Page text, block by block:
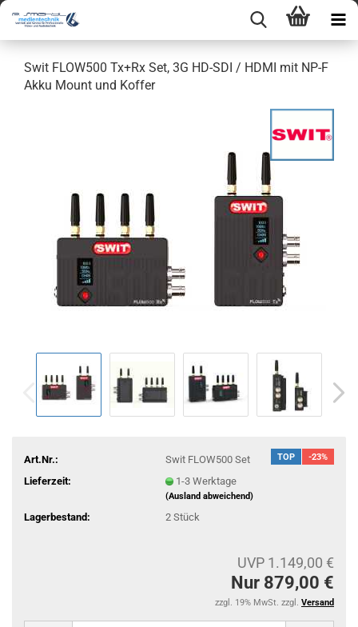
Swit FLOW500 Tx+Rx Set, 3G HD-SDI / HDMI mit NP-F
Akku Mount und Koffer
TOP -23%
Art.Nr.:
Swit FLOW500 Set
Lieferzeit:
1-3 Werktage
(Ausland abweichend)
Lagerbestand: 2 Stück
UVP 1.149,00 €
Nur 879,00 €
zzgl. 19% MwSt. zzgl. Versand